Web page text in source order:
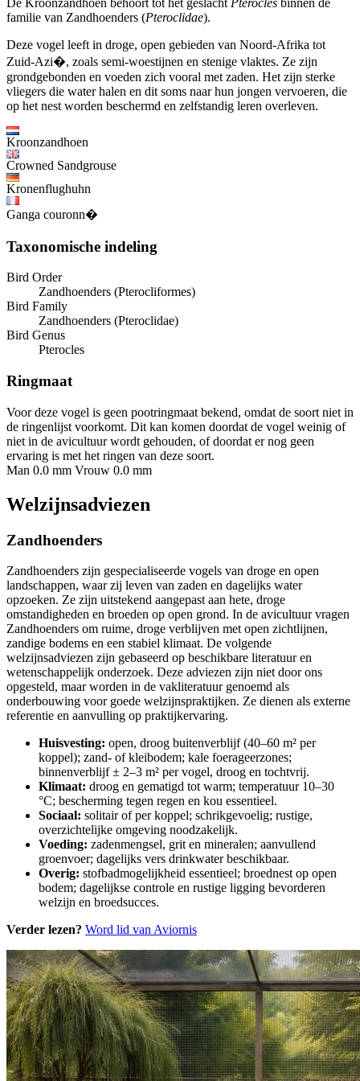
De Kroonzandhoen behoort tot het geslacht Pterocles binnen de
familie van Zandhoenders (Pteroclidae).
Deze vogel leeft in droge, open gebieden van Noord-Afrika tot
Zuid-Azi�, zoals semi-woestijnen en stenige vlaktes. Ze zijn
grondgebonden en voeden zich vooral met zaden. Het zijn sterke
vliegers die water halen en dit soms naar hun jongen vervoeren, die
op het nest worden beschermd en zelfstandig leren overleven.
Kroonzandhoen
Crowned Sandgrouse
Kronenflughuhn
Ganga couronn�
Taxonomische indeling
Bird Order
Zandhoenders (Pterocliformes)
Bird Family
Zandhoenders (Pteroclidae)
Bird Genus
Pterocles
Ringmaat
Voor deze vogel is geen pootringmaat bekend, omdat de soort niet in
de ringenlijst voorkomt. Dit kan komen doordat de vogel weinig of
niet in de avicultuur wordt gehouden, of doordat er nog geen
ervaring is met het ringen van deze soort.
Man 0.0 mm Vrouw 0.0 mm
Welzijnsadviezen
Zandhoenders
Zandhoenders zijn gespecialiseerde vogels van droge en open
landschappen, waar zij leven van zaden en dagelijks water
opzoeken. Ze zijn uitstekend aangepast aan hete, droge
omstandigheden en broeden op open grond. In de avicultuur vragen
Zandhoenders om ruime, droge verblijven met open zichtlijnen,
zandige bodems en een stabiel klimaat. De volgende
welzijnsadviezen zijn gebaseerd op beschikbare literatuur en
wetenschappelijk onderzoek. Deze adviezen zijn niet door ons
opgesteld, maar worden in de vakliteratuur genoemd als
onderbouwing voor goede welzijnspraktijken. Ze dienen als externe
referentie en aanvulling op praktijkervaring.
Huisvesting: open, droog buitenverblijf (40–60 m² per
koppel); zand- of kleibodem; kale foerageerzones;
binnenverblijf ± 2–3 m² per vogel, droog en tochtvrij.
Klimaat: droog en gematigd tot warm; temperatuur 10–30
°C; bescherming tegen regen en kou essentieel.
Sociaal: solitair of per koppel; schrikgevoelig; rustige,
overzichtelijke omgeving noodzakelijk.
Voeding: zadenmengsel, grit en mineralen; aanvullend
groenvoer; dagelijks vers drinkwater beschikbaar.
Overig: stofbadmogelijkheid essentieel; broednest op open
bodem; dagelijkse controle en rustige ligging bevorderen
welzijn en broedsucces.
Verder lezen? Word lid van Aviornis